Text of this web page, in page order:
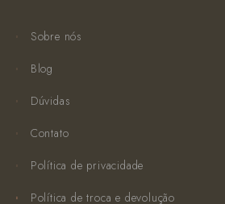
Sobre nós
Blog
Dúvidas
Contato
Política de privacidade
Política de troca e devolução